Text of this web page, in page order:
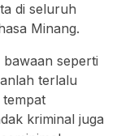
di seluruh
Minang.
seperti
terlalu
kriminal juga